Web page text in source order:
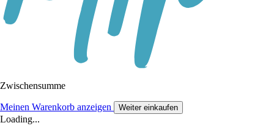
Zwischensumme
Meinen Warenkorb anzeigen Weiter einkaufen
Loading...